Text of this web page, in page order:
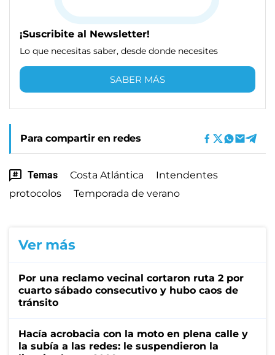
¡Suscribite al Newsletter!
Lo que necesitas saber, desde donde necesites
SABER MÁS
Para compartir en redes
Temas Costa Atlántica
Intendentes
protocolos
Temporada de verano
Ver más
Por una reclamo vecinal cortaron ruta 2 por
cuarto sábado consecutivo y hubo caos de
tránsito
Hacía acrobacia con la moto en plena calle y
la subía a las redes: le suspendieron la